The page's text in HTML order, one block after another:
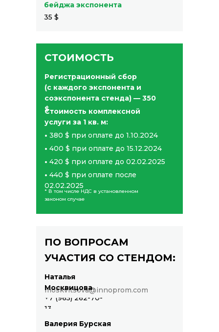
СТОИМОСТЬ
Регистрационный сбор
(с каждого экспонента и
соэкспонента стенда) — 350
$
Стоимость комплексной
услуги за 1 кв. м:
* В том числе НДС в установленном
законом случае
• 380 $ при оплате до 1.10.2024
• 400 $ при оплате до 15.12.2024
• 420 $ при оплате до 02.02.2025
• 440 $ при оплате после
02.02.2025
бейджа экспонента
35 $
Валерия Бурская
+7 (965) 262-70-
13
moskvitsova@innoprom.com
Наталья
Москвицова
ПО ВОПРОСАМ
УЧАСТИЯ СО СТЕНДОМ: